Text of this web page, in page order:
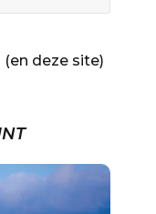
deze site)